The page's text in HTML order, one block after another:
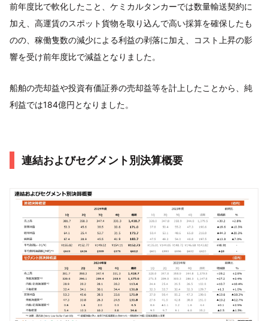
前年度比で軟化したこと、ケミカルタンカーでは数量輸送契約に
加え、高運賃のスポット貨物を取り込んで高い採算を確保したも
のの、稼働隻数の減少による利益の剥落に加え、コスト上昇の影
響を受け前年度比で減益となりました。
船舶の売却益や投資有価証券の売却益等を計上したことから、純
利益では184億円となりました。
連結およびセグメント別決算概要